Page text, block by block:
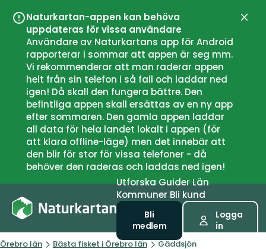
Naturkartan-appen kan behöva
uppdateras för vissa användare
Användare av Naturkartans app för Android
rapporterar i sommar att appen är seg mm.
Vi rekommenderar att man raderar appen
helt från sin telefon i så fall och laddar ned
igen! Då skall den fungera bättre. Den
befintliga appen skall ersättas av en ny app
efter sommaren. Den gamla appen laddar
all data för hela landet lokalt i appen (för
att klara offline-läge) men det innebär att
den blir för stor för vissa telefoner - då
behöver den raderas och laddas ned igen!
UtforskaGuiderLän
Kommuner Bli kund
Bli
medlem
Logga
in
Örebro län Bästa fisket i Örebro län Gäddsjön